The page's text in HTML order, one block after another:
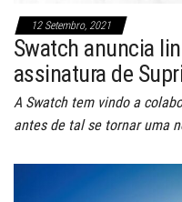
12 Setembro, 2021
Swatch anuncia
assinatura de
A Swatch tem vindo a
antes de tal se tornar uma